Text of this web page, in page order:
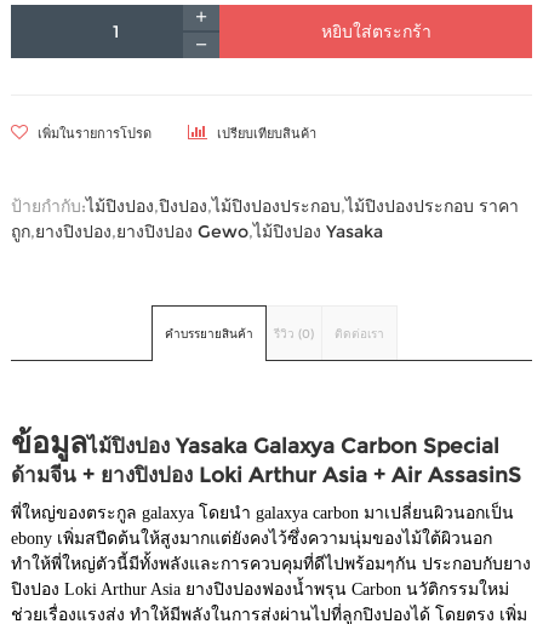
หยิบใส่ตระกร้า
เพิ่มในรายการโปรด เปรียบเทียบสินค้า
ป้ายกำกับ:ไม้ปิงปอง,ปิงปอง,ไม้ปิงปองประกอบ,ไม้ปิงปองประกอบ ราคา
ถูก,ยางปิงปอง,ยางปิงปอง Gewo,ไม้ปิงปอง Yasaka
คำบรรยายสินค้า รีวิว (0) ติดต่อเรา
ข้อมูลไม้ปิงปอง Yasaka Galaxya Carbon Special
ด้ามจีน + ยางปิงปอง Loki Arthur Asia + Air AssasinS
พี่ใหญ่ของตระกูล galaxya โดยนำ galaxya carbon มาเปลี่ยนผิวนอกเป็น
ebony เพิ่มสปีดต้นให้สูงมากแต่ยังคงไว้ซึ่งความนุ่มของไม้ใต้ผิวนอก
ทำให้พี่ใหญ่ตัวนี้มีทั้งพลังและการควบคุมที่ดีไปพร้อมๆกัน ประกอบกับยาง
ปิงปอง Loki Arthur Asia ยางปิงปองฟองน้ำพรุน Carbon นวัติกรรมใหม่
ช่วยเรื่องแรงส่ง ทำให้มีพลังในการส่งผ่านไปที่ลูกปิงปองได้ โดยตรง เพิ่ม